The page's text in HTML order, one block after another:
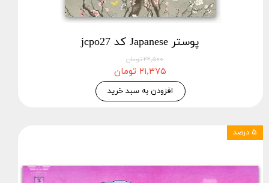
پوستر Japanese کد jcpo27
۲۲,۵۰۰ تومان
۲۱,۳۷۵ تومان
افزودن به سبد خرید
۵ درصد